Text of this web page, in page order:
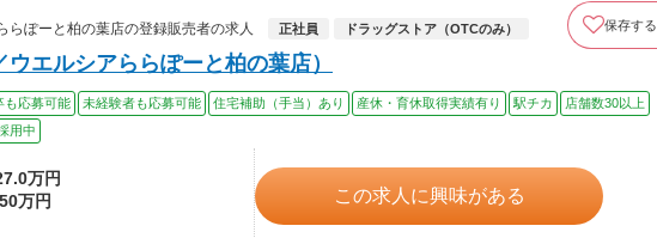
ぽーと柏の葉店の登録販売者の求人
正社員 ドラッグストア（OTCのみ） 保存する
エルシアららぽーと柏の葉店）
も応募可能 未経験者も応募可能 住宅補助（手当）あり 産休・育休取得実績有り 駅チカ
店舗数30以上
用中
万円
万円
この求人に興味がある